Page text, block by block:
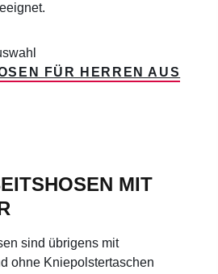
FÜR HERREN AUS
MIT
sind übrigens mit
ohne Kniepolstertaschen